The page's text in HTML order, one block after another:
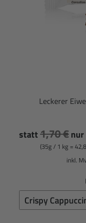
Leckerer
statt1,70 €nur
(35g / 1 kg =
inkl.